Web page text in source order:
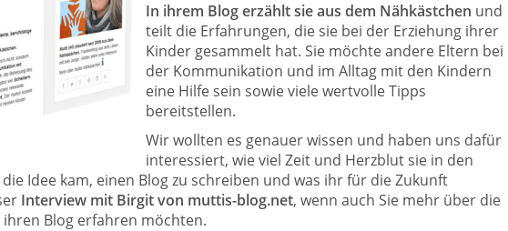
In ihrem Blog erzählt sie aus dem Nähkästchen und
teilt die Erfahrungen, die sie bei der Erziehung ihrer
Kinder gesammelt hat. Sie möchte andere Eltern bei
der Kommunikation und im Alltag mit den Kindern
eine Hilfe sein sowie viele wertvolle Tipps
bereitstellen.
Wir wollten es genauer wissen und haben uns dafür
interessiert, wie viel Zeit und Herzblut sie in den
Idee kam, einen Blog zu schreiben und was ihr für die Zukunft
Interview mit Birgit von muttis-blog.net, wenn auch Sie mehr über die
Blog erfahren möchten.